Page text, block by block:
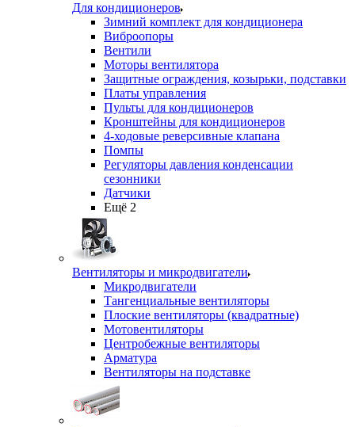
Для кондиционеров
Зимний комплект для кондиционера
Виброопоры
Вентили
Моторы вентилятора
Защитные ограждения, козырьки, подставки
Платы управления
Пульты для кондиционеров
Кронштейны для кондиционеров
4-ходовые реверсивные клапана
Помпы
Регуляторы давления конденсации
сезонники
Датчики
Ещё 2
Вентиляторы и микродвигатели
Микродвигатели
Тангенциальные вентиляторы
Плоские вентиляторы (квадратные)
Мотовентиляторы
Центробежные вентиляторы
Арматура
Вентиляторы на подставке